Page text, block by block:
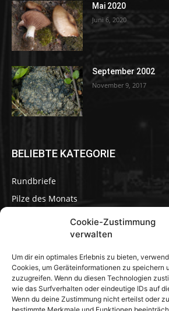
Cookie-Zustimmung
verwalten
Um dir ein optimales Erlebnis zu bieten,
Cookies, um Geräteinformationen zu speichern
zuzugreifen. Wenn du diesen Technologien
wie das Surfverhalten oder eindeutige IDs auf
Wenn du deine Zustimmung nicht erteilst oder
Mai 2020
Juni 6, 2020
September 2002
November 9, 2017
BELIEBTE KATEGORIE
Rundbriefe
Pilze des Monats